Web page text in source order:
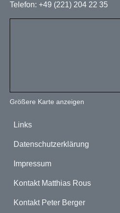
Telefon: +49 (221) 204 22 35
Größere Karte anzeigen
Fußzeile
Links
Datenschutzerklärung
Impressum
Kontakt Matthias Rous
Kontakt Peter Berger